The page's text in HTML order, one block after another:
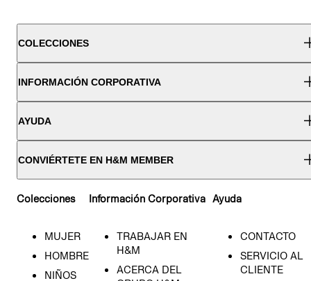
COLECCIONES
INFORMACIÓN CORPORATIVA
AYUDA
CONVIÉRTETE EN H&M MEMBER
Colecciones
MUJER
HOMBRE
NIÑOS
Información Corporativa
TRABAJAR EN
H&M
ACERCA DEL
Ayuda
CONTACTO
SERVICIO AL
CLIENTE